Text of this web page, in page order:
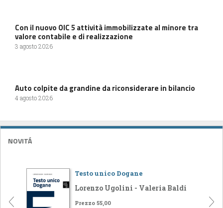
Con il nuovo OIC 5 attività immobilizzate al minore tra
valore contabile e di realizzazione
3 agosto 2026
Auto colpite da grandine da riconsiderare in bilancio
4 agosto 2026
NOVITÁ
Testo unico Dogane
Lorenzo Ugolini - Valeria Baldi
Prezzo 55,00